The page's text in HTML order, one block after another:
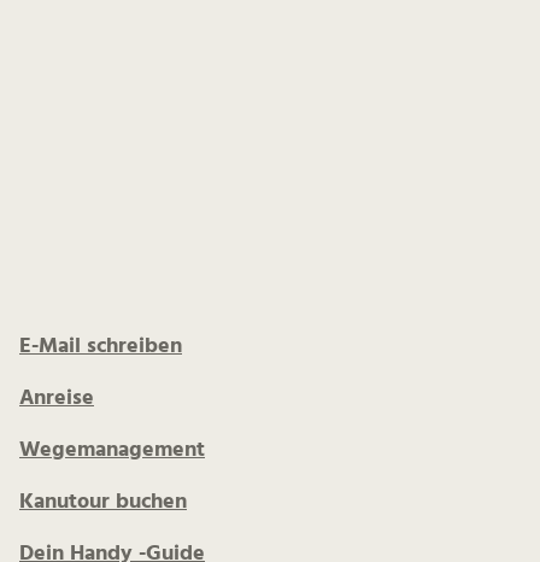
E-Mail schreiben
Anreise
Wegemanagement
Kanutour buchen
Dein Handy -Guide